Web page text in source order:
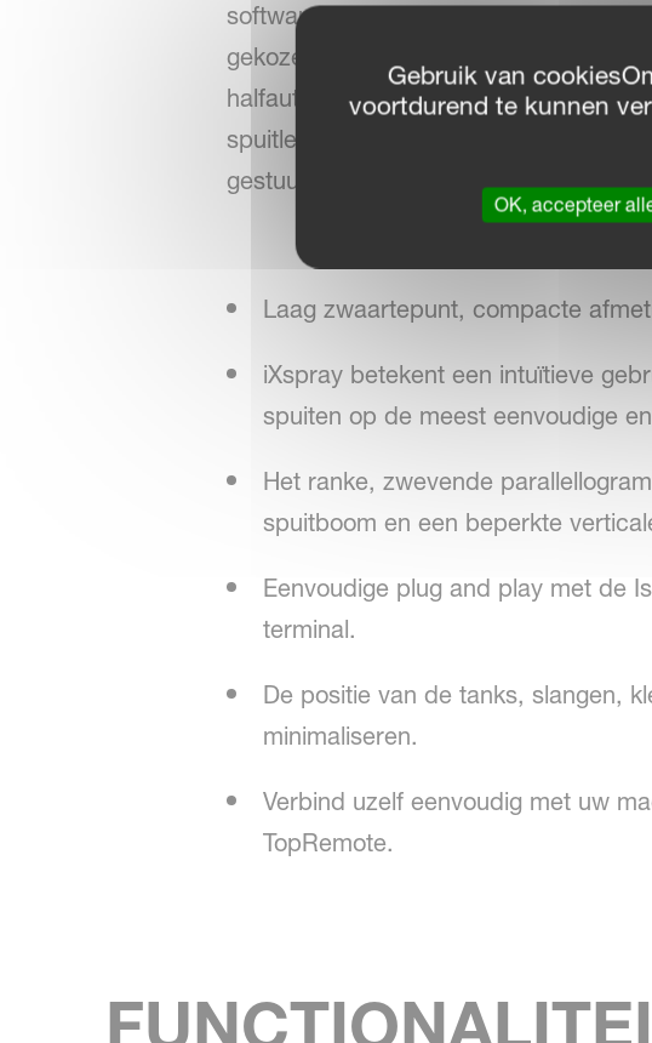
software met intuïtieve touch
gekozen tussen handmatige
halfautomatische bediening of iXclean
spuitleidingrecirculatiesysteem is
gestuurde dopafschakeling voor
Laag zwaartepunt, compacte
iXspray betekent een intuïtieve
spuiten op de meest eenvoudige
Het ranke, zwevende
spuitboom en een beperkte
Eenvoudige plug and play met de
terminal.
De positie van de tanks, slangen,
minimaliseren.
Verbind uzelf eenvoudig met uw
TopRemote.
Gebruik van
voortdurend te kunnen
OK, accepteer